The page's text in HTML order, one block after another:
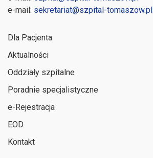
e-mail: sekretariat@szpital-tomaszow.pl
Dla Pacjenta
Aktualności
Oddziały szpitalne
Poradnie specjalistyczne
e-Rejestracja
EOD
Kontakt